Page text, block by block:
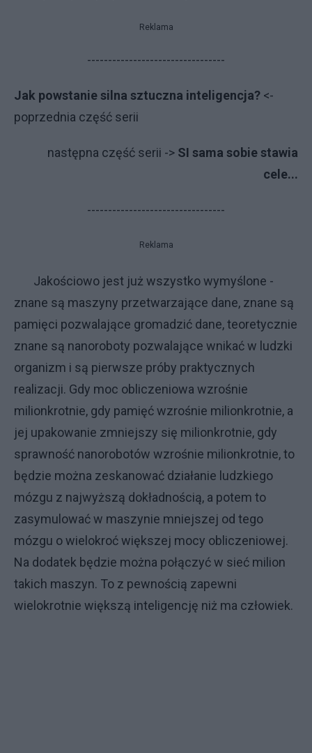
Reklama
---------------------------------
Jak powstanie silna sztuczna inteligencja? <-
poprzednia część serii
następna część serii -> SI sama sobie stawia
cele...
---------------------------------
Reklama
Jakościowo jest już wszystko wymyślone -
znane są maszyny przetwarzające dane, znane są
pamięci pozwalające gromadzić dane, teoretycznie
znane są nanoroboty pozwalające wnikać w ludzki
organizm i są pierwsze próby praktycznych
realizacji. Gdy moc obliczeniowa wzrośnie
milionkrotnie, gdy pamięć wzrośnie milionkrotnie, a
jej upakowanie zmniejszy się milionkrotnie, gdy
sprawność nanorobotów wzrośnie milionkrotnie, to
będzie można zeskanować działanie ludzkiego
mózgu z najwyższą dokładnością, a potem to
zasymulować w maszynie mniejszej od tego
mózgu o wielokroć większej mocy obliczeniowej.
Na dodatek będzie można połączyć w sieć milion
takich maszyn. To z pewnością zapewni
wielokrotnie większą inteligencję niż ma człowiek.